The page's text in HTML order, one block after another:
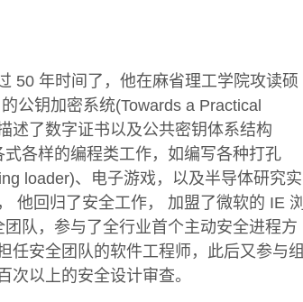
50 年时间了，他在麻省理工学院攻读硕
公钥加密系统(Towards a Practical
述了数字证书以及公共密钥体系结构
各样的编程类工作，如编写各种打孔
loader)、电子游戏，以及半导体研究实
他回归了安全工作， 加盟了微软的 IE
队，参与了全行业首个主动安全进程方
任安全团队的软件工程师，此后又参与
次以上的安全设计审查。